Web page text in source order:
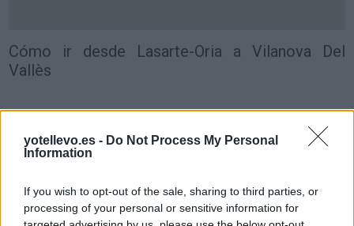
yotellevo.es - Do Not Process My Personal
Information
If you wish to opt-out of the sale, sharing to third parties, or
processing of your personal or sensitive information for
Cómo ir desde Lasarte-Oria a Vilanova Del
Vallès